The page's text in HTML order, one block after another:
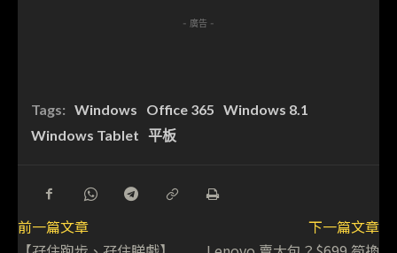
- 廣告 -
Tags: Windows Office 365 Windows 8.1
Windows Tablet 平板
前一篇文章
下一篇文章